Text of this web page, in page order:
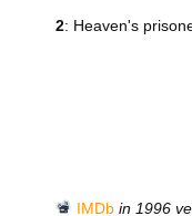
2: Heaven's
IMDb in 1996